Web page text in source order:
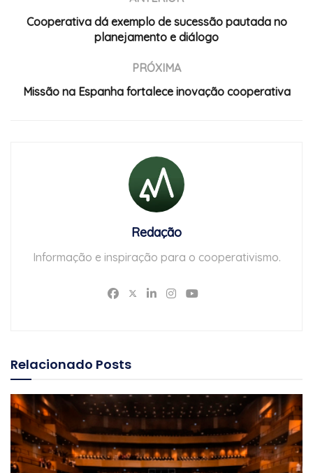
Cooperativa dá exemplo de sucessão pautada no
planejamento e diálogo
PRÓXIMA
Missão na Espanha fortalece inovação cooperativa
Redação
Informação e inspiração para o cooperativismo.
Relacionado Posts